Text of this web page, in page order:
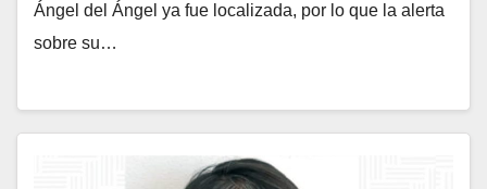
Ángel del Ángel ya fue localizada, por lo que la alerta
sobre su…